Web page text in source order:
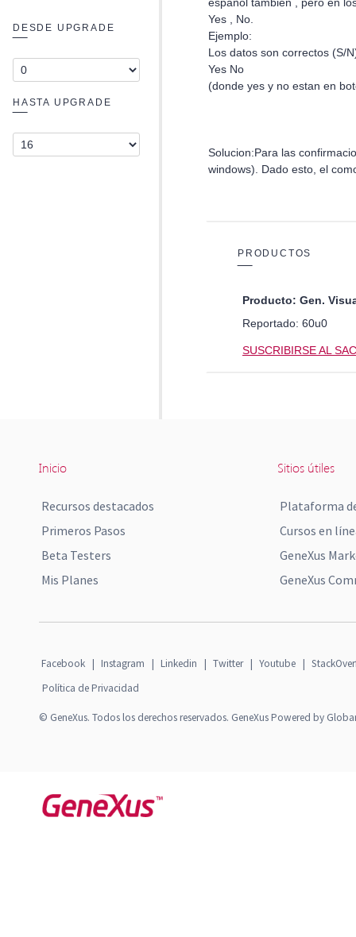
Inicio
Recursos destacados
Primeros Pasos
Beta Testers
Mis Planes
Sitios útiles
Plataforma
Cursos en
GeneXus
GeneXus
Facebook | Instagram | Linkedin | Twitter | Youtube |
Política de Privacidad
© GeneXus. Todos los derechos reservados. GeneXus Powered by